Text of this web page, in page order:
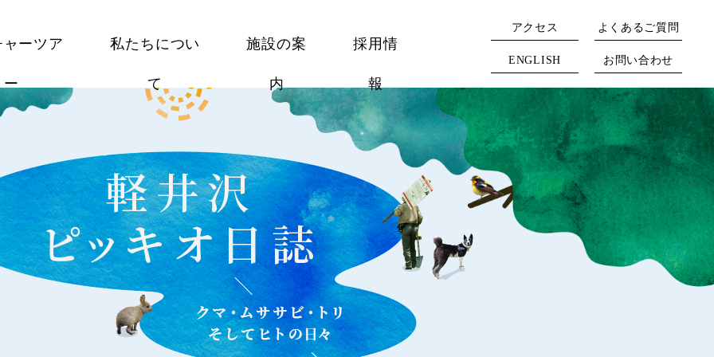
ーツア
ー
私たちについ
て
施設の案
内
採用情
報
アクセス よくあるご質問
ENGLISH お問い合わせ